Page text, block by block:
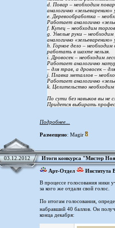
d. Повар – необходим
аналогично «зельеварению»
e. Деревообработка –
Работает аналогично
f. Купец – необходим
g. Умелые руки –
аналогично «зельеварению»
h. Горное дело –
работать в шахте нельзя.
i. Дровосек – необходим
Работает аналогично
– для трав, а дровосек –
j. Плавка металлов –
Работает аналогично
k. Целительство
По сути без навыков вы не
Придется выбирать
Подробнее...
Размещено: Magir
03.12.2012 Итоги конкурса "Мистер
Арт-Отдел
Института
В процессе голосования ники
за кого же отдали свой голос.
По итогам голосования,
набравший 40 баллов. Он
конца декабря: